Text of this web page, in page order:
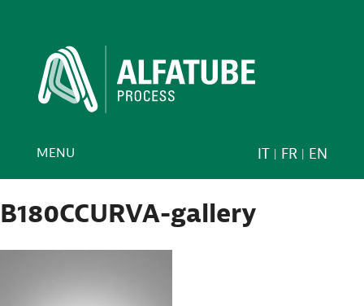
IT FR EN
MENU
B180CCURVA-gallery